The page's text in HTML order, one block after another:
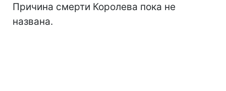
Причина смерти Королева пока не
названа.